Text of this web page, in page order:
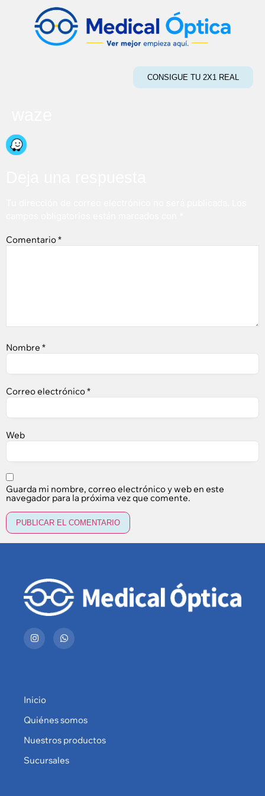
CONSIGUE TU 2X1 REAL
Comentario*
Nombre *
Correo electrónico*
Web
Guarda mi nombre, correo electrónico y web en este
navegador para la próxima vez que comente.
Inicio
Quiénes somos
Nuestros productos
Sucursales